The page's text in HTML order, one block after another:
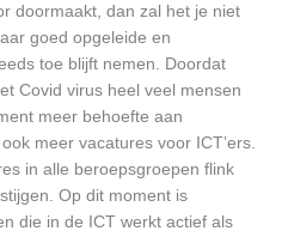
doormaakt, dan zal het je niet
goed opgeleide en
toe blijft nemen. Doordat
Covid virus heel veel mensen
meer behoefte aan
meer vacatures voor ICT’ers.
in alle beroepsgroepen flink
Op dit moment is
die in de ICT werkt actief als